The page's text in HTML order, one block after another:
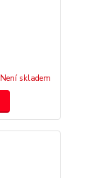
Není skladem